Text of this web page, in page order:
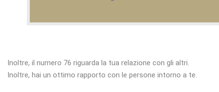
Inoltre, il numero 76 riguarda la tua relazione con gli altri.
Inoltre, hai un ottimo rapporto con le persone intorno a te.